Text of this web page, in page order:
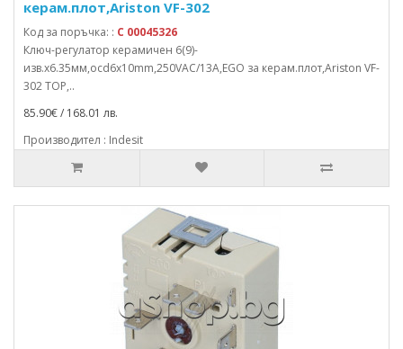
керам.плот,Ariston VF-302
Код за поръчка: : C 00045326
Ключ-регулатор керамичен 6(9)-
изв.x6.35мм,осd6x10mm,250VAC/13A,EGO за керам.плот,Ariston VF-
302 TOP,..
85.90€ / 168.01 лв.
Производител : Indesit